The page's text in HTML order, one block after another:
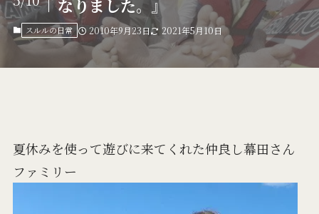
なりました。』
スルルの日常 2010年9月23日 2021年5月10日
夏休みを使って遊びに来てくれた仲良し幕田さん
ファミリー